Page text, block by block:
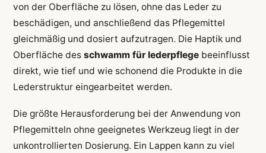
von der Oberfläche zu lösen, ohne das Leder zu
beschädigen, und anschließend das Pflegemittel
gleichmäßig und dosiert aufzutragen. Die Haptik und
Oberfläche des schwamm für lederpflegebeeinflusst
direkt, wie tief und wie schonend die Produkte in die
Lederstruktur eingearbeitet werden.
Die größte Herausforderung bei der Anwendung von
Pflegemitteln ohne geeignetes Werkzeug liegt in der
unkontrollierten Dosierung. Ein Lappen kann zu viel